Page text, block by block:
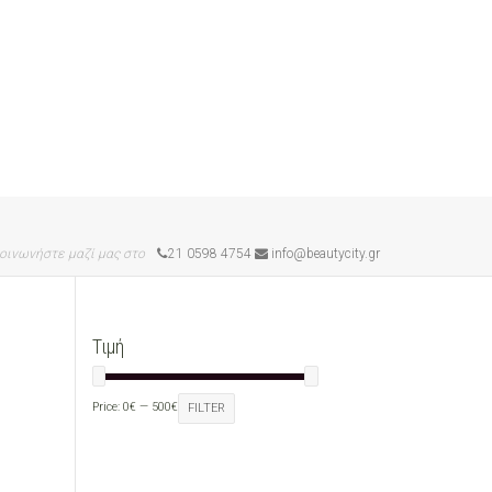
μαζί μας στο 21 0598 4754 info@beautycity.gr
Τιμή
FILTER
Price: 0€ — 500€